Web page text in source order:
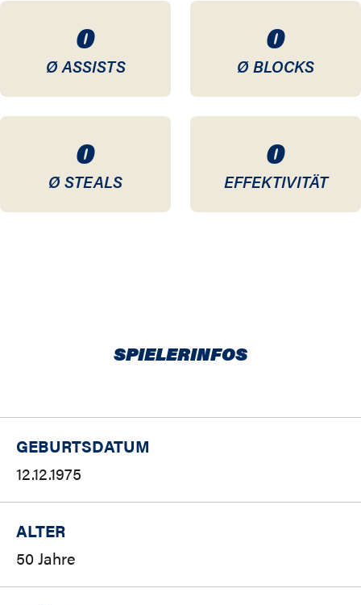
0
Ø ASSISTS
0
Ø BLOCKS
0
Ø STEALS
0
EFFEKTIVITÄT
SPIELERINFOS
GEBURTSDATUM
12.12.1975
ALTER
50 Jahre